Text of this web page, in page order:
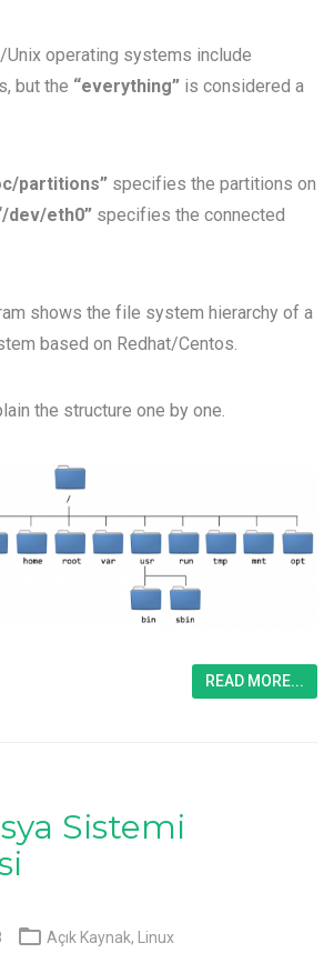
Unix operating systems include
but the “everything” is considered a
partitions” specifies the partitions on
dev/eth0” specifies the connected
shows the file system hierarchy of a
based on Redhat/Centos.
the structure one by one.
READ MORE...
Sistemi
 Açık Kaynak, Linux